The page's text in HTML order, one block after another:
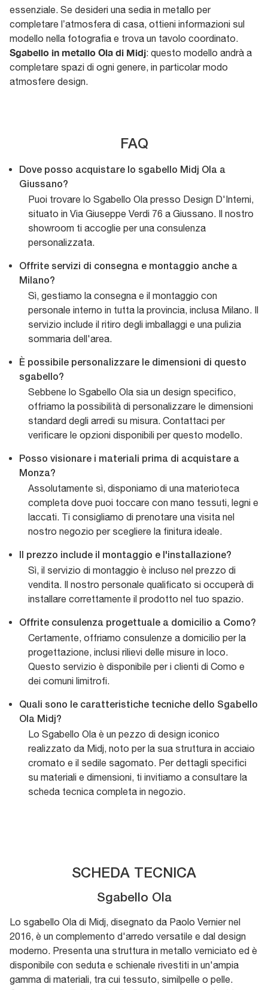
essenziale. Se desideri una sedia in metallo per
completare l’atmosfera di casa, ottieni informazioni sul
modello nella fotografia e trova un tavolo coordinato.
Sgabello in metallo Ola di Midj: questo modello andrà a
completare spazi di ogni genere, in particolar modo
atmosfere design.
FAQ
Dove posso acquistare lo sgabello Midj Ola a
Giussano?
Puoi trovare lo Sgabello Ola presso Design D'Interni,
situato in Via Giuseppe Verdi 76 a Giussano. Il nostro
showroom ti accoglie per una consulenza
personalizzata.
Offrite servizi di consegna e montaggio anche a
Milano?
Sì, gestiamo la consegna e il montaggio con
personale interno in tutta la provincia, inclusa Milano. Il
servizio include il ritiro degli imballaggi e una pulizia
sommaria dell'area.
È possibile personalizzare le dimensioni di questo
sgabello?
Sebbene lo Sgabello Ola sia un design specifico,
offriamo la possibilità di personalizzare le dimensioni
standard degli arredi su misura. Contattaci per
verificare le opzioni disponibili per questo modello.
Posso visionare i materiali prima di acquistare a
Monza?
Assolutamente sì, disponiamo di una materioteca
completa dove puoi toccare con mano tessuti, legni e
laccati. Ti consigliamo di prenotare una visita nel
nostro negozio per scegliere la finitura ideale.
Il prezzo include il montaggio e l'installazione?
Sì, il servizio di montaggio è incluso nel prezzo di
vendita. Il nostro personale qualificato si occuperà di
installare correttamente il prodotto nel tuo spazio.
Offrite consulenza progettuale a domicilio a Como?
Certamente, offriamo consulenze a domicilio per la
progettazione, inclusi rilievi delle misure in loco.
Questo servizio è disponibile per i clienti di Como e
dei comuni limitrofi.
Quali sono le caratteristiche tecniche dello Sgabello
Ola Midj?
Lo Sgabello Ola è un pezzo di design iconico
realizzato da Midj, noto per la sua struttura in acciaio
cromato e il sedile sagomato. Per dettagli specifici
su materiali e dimensioni, ti invitiamo a consultare la
scheda tecnica completa in negozio.
SCHEDA TECNICA
Sgabello Ola
Lo sgabello Ola di Midj, disegnato da Paolo Vernier nel
2016, è un complemento d'arredo versatile e dal design
moderno. Presenta una struttura in metallo verniciato ed è
disponibile con seduta e schienale rivestiti in un'ampia
gamma di materiali, tra cui tessuto, similpelle o pelle.